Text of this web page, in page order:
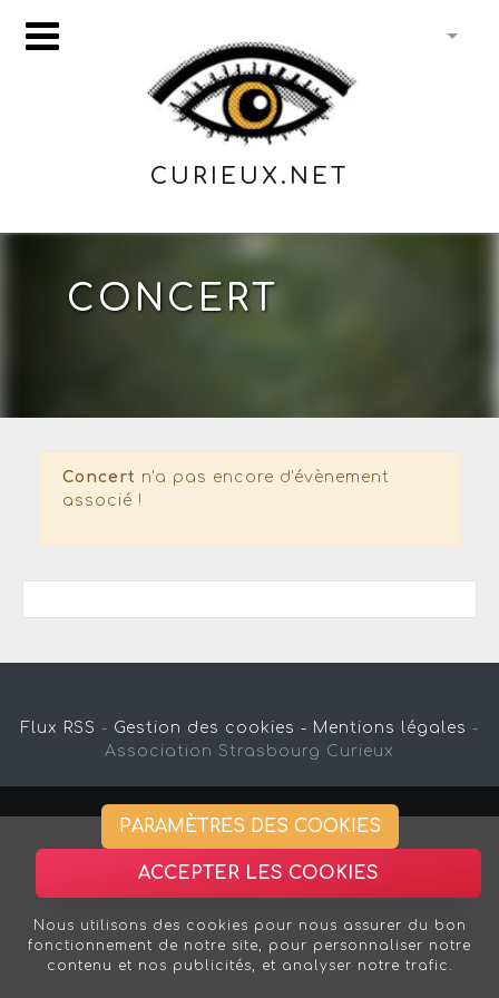
CURIEUX.NET
CONCERT
Concert n'a pas encore d'évènement
associé !
Flux RSS - Gestion des cookies - Mentions légales -
Association Strasbourg Curieux
PARAMÈTRES DES COOKIES
ACCEPTER LES COOKIES
Nous utilisons des cookies pour nous assurer du bon
fonctionnement de notre site, pour personnaliser notre
contenu et nos publicités, et analyser notre trafic.